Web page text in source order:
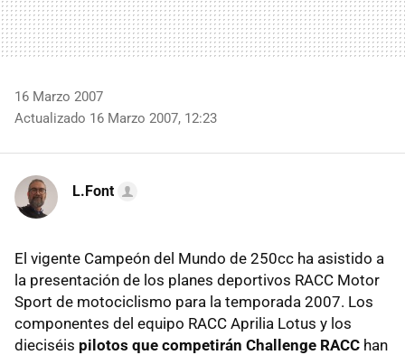
16 Marzo 2007
Actualizado 16 Marzo 2007, 12:23
L.Font
El vigente Campeón del Mundo de 250cc ha asistido a
la presentación de los planes deportivos RACC Motor
Sport de motociclismo para la temporada 2007. Los
componentes del equipo RACC Aprilia Lotus y los
dieciséis pilotos que competirán Challenge RACC han